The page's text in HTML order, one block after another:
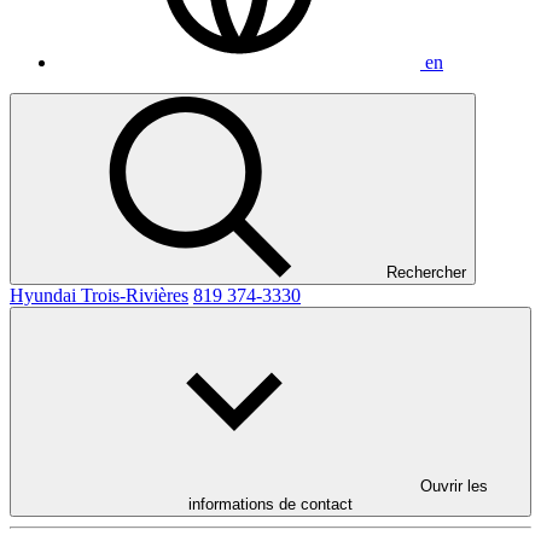
en
Rechercher
Hyundai Trois-Rivières 819 374-3330
Ouvrir les
informations de contact